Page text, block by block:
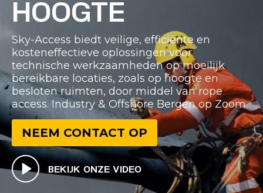
HOOGTE
Sky-Access biedt veilige, efficiënte en
kosteneffectieve oplossingen voor
technische werkzaamheden op moeilijk
bereikbare locaties, zoals op hoogte en
besloten ruimten, door middel van rope
access. Industry & Offshore Bergen op Zoom.
NEEM CONTACT OP
BEKIJK ONZE VIDEO